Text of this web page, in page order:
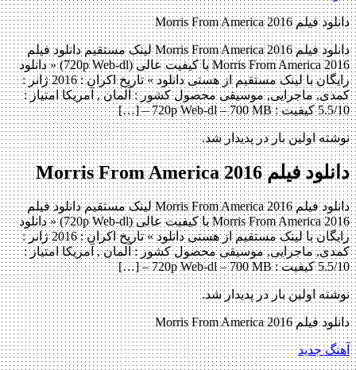
دانلود فیلم Morris From America 2016
دانلود فیلم Morris From America 2016 لینک مستقیم دانلود فیلم
Morris From America 2016 با کیفیت عالی (720p Web-dl) « دانلود
رایگان با لینک مستقیم از هستی دانلود » تاریخ اکران : 2016 ژانر :
کمدی, ماجرایی, موسیقی محصول کشور : آلمان , آمریکا امتیاز :
5.5/10 کیفیت : 720p Web-dl – 700 MB – […]
نوشته اولین بار در پدیدار شد.
دانلود فیلم Morris From America 2016
دانلود فیلم Morris From America 2016 لینک مستقیم دانلود فیلم
Morris From America 2016 با کیفیت عالی (720p Web-dl) « دانلود
رایگان با لینک مستقیم از هستی دانلود » تاریخ اکران : 2016 ژانر :
کمدی, ماجرایی, موسیقی محصول کشور : آلمان , آمریکا امتیاز :
5.5/10 کیفیت : 720p Web-dl – 700 MB – […]
نوشته اولین بار در پدیدار شد.
دانلود فیلم Morris From America 2016
آهنگ جدید